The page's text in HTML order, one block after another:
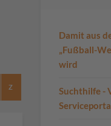
Z
Damit aus
„Fußball-
wird
Suchthilfe -